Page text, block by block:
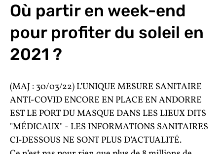
Où partir en week-end
pour profiter du soleil en
2021 ?
(MAJ : 30/03/22) L’UNIQUE MESURE SANITAIRE
ANTI-COVID ENCORE EN PLACE EN ANDORRE
EST LE PORT DU MASQUE DANS LES LIEUX DITS
"MÉDICAUX" - LES INFORMATIONS SANITAIRES
CI-DESSOUS NE SONT PLUS D’ACTUALITÉ.